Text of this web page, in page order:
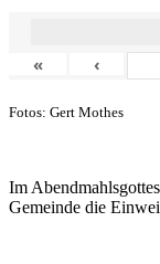
« ‹
Fotos: Gert Mothes
Im
Gemeinde die